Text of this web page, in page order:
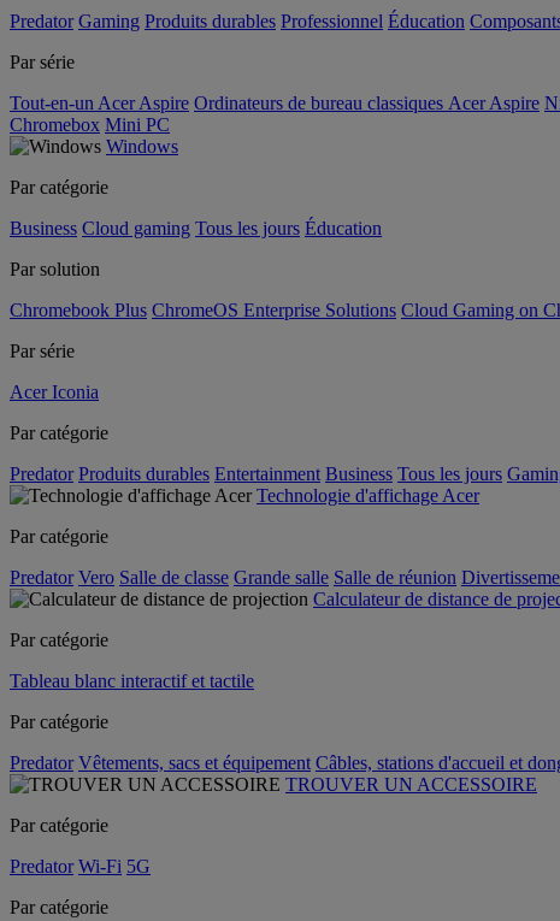
Predator Gaming Produits durables Professionnel Éducation
Par série
Tout-en-un Acer Aspire Ordinateurs de bureau classiques Acer Aspire
Chromebox Mini PC
Windows
Par catégorie
Business Cloud gaming Tous les jours Éducation
Par solution
Chromebook Plus ChromeOS Enterprise Solutions Cloud Gaming on
Par série
Acer Iconia
Par catégorie
Predator Produits durables Entertainment Business Tous les jours
Technologie d'affichage Acer
Par catégorie
Predator Vero Salle de classe Grande salle Salle de réunion
Calculateur de distance de
Par catégorie
Tableau blanc interactif et tactile
Par catégorie
Predator Vêtements, sacs et équipement Câbles, stations d'accueil et
TROUVER UN ACCESSOIRE
Par catégorie
Predator Wi-Fi 5G
Par catégorie